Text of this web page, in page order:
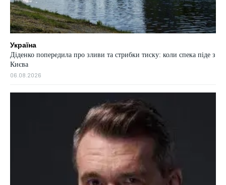
Україна
Діденко попередила про зливи та стрибки тиску: коли спека піде з
Києва
06.08.2026